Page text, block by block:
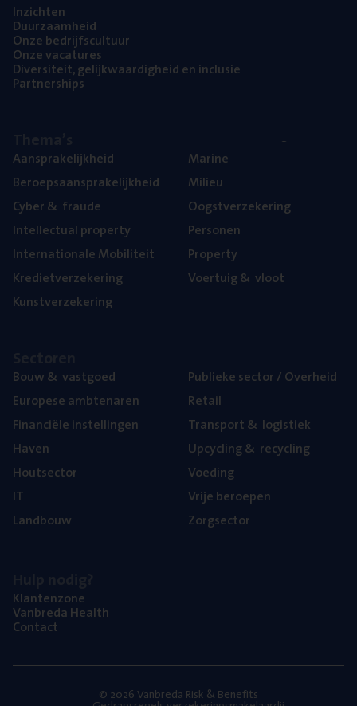
Inzich­ten
Duur­zaam­heid
Onze bedrijfs­cul­tuur
Onze vaca­tu­res
Diver­si­teit, gelijk­waar­dig­heid en inclusie
Part­ner­ships
Aan­spra­ke­lijk­heid
Beroeps­aan­spra­ke­lijk­heid
Cyber& fraude
Intel­lec­tu­al property
Inter­na­ti­o­na­le Mobiliteit
Kre­diet­ver­ze­ke­ring
Kunst­ver­ze­ke­ring
Mari­ne
Mili­eu
Oogst­ver­ze­ke­ring
Per­so­nen
Pro­per­ty
Voer­tuig& vloot
Bouw& vastgoed
Euro­pe­se ambtenaren
Finan­ci­ë­le instellingen
Haven
Hout­sec­tor
IT
Land­bouw
Publie­ke sec­tor / Overheid
Retail
Trans­port& logistiek
Upcy­cling& recycling
Voe­ding
Vrije beroe­pen
Zorg­sec­tor
Klan­ten­zo­ne
Van­b­re­da Health
Con­tact
© 2026 Vanbreda Risk & Benefits